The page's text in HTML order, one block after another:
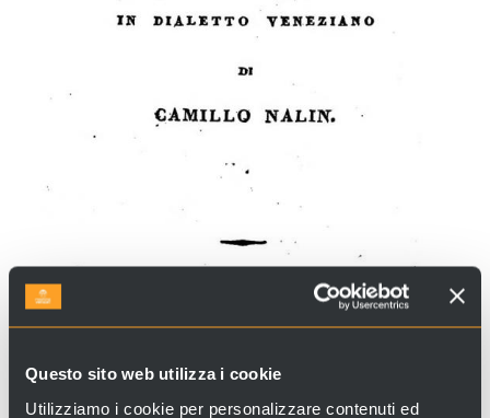
Questo sito web utilizza i cookie
Utilizziamo i cookie per personalizzare contenuti ed